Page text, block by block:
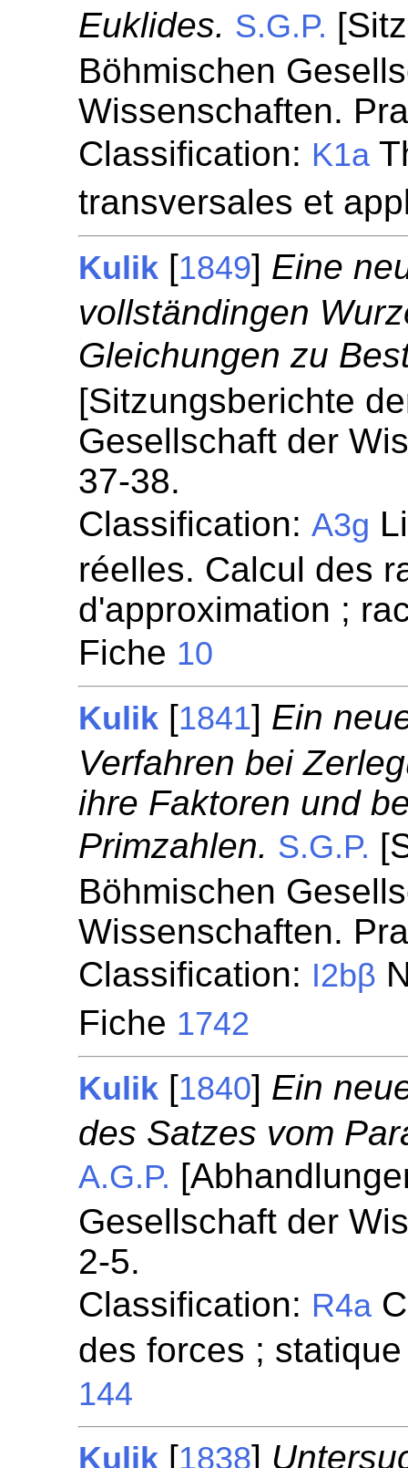
Euklides. S.G.P.
Böhmischen
Wissenschaften.
Classification: K1a
transversales et
Kulik [1849] Eine
vollständingen
Gleichungen zu
[Sitzungsberichte
Gesellschaft der
37-38.
Classification:A3g
réelles. Calcul des
d'approximation ;
Fiche 10
Kulik [1841] Ein
Verfahren bei
ihre Faktoren und
Primzahlen. S.G.P.
Böhmischen
Wissenschaften.
Classification: I2bβ
Fiche 1742
Kulik [1840] Ein
des Satzes vom
A.G.P.
Gesellschaft der
2-5.
Classification: R4a
des forces ;
144
Kulik [1838]